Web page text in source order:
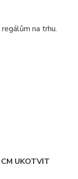
na trhu.
UKOTVIT